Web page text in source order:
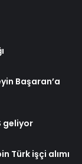
Başaran’a
geliyor
Türk işçi alımı